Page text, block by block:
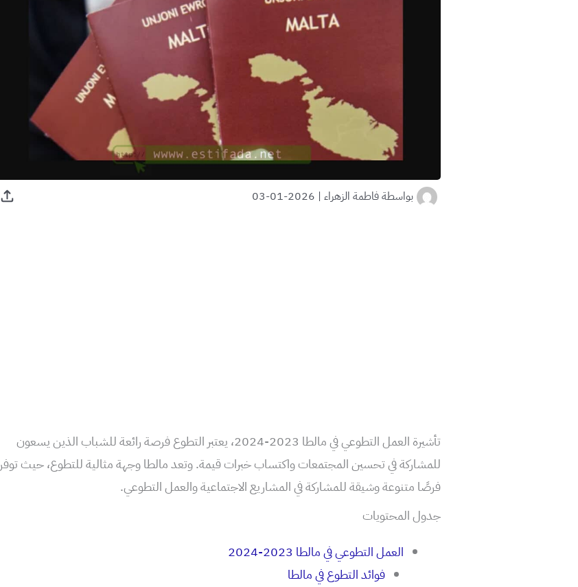
بواسطةفاطمة الزهراء |
2026-01-03
تأشيرة العمل التطوعي في مالطا 2023-2024، يعتبر التطوع فرصة رائعة للشباب الذين يسعون
للمشاركة في تحسين المجتمعات واكتساب خبرات قيمة. وتعد مالطا وجهة مثالية للتطوع، حيث توفر
فرصًا متنوعة وشيقة للمشاركة في المشاريع الاجتماعية والعمل التطوعي.
جدول المحتويات
العمل التطوعي في مالطا 2023-2024
فوائد التطوع في مالطا